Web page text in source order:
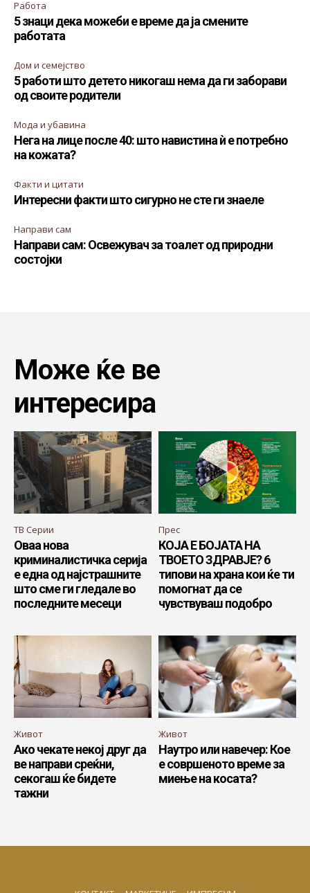
Работа
5 знаци дека можеби е време да ја смените
работата
Дом и семејство
5 работи што детето никогаш нема да ги заборави
од своите родители
Мода и убавина
Нега на лице после 40: што навистина ѝ е потребно
на кожата?
Факти и цитати
Интересни факти што сигурно не сте ги знаеле
Направи сам
Направи сам: Освежувач за тоалет од природни
состојки
Може ќе ве
интересира
ТВ Серии
Оваа нова
криминалистичка серија
е една од најстрашните
што сме ги гледале во
последните месеци
Прес
КОЈА Е БОЈАТА НА
ТВОЕТО ЗДРАВЈЕ? 6
типови на храна кои ќе ти
помогнат да се
чувствуваш подобро
Живот
Ако чекате некој друг да
ве направи среќни,
секогаш ќе бидете
тажни
Живот
Наутро или навечер: Кое
е совршеното време за
миење на косата?